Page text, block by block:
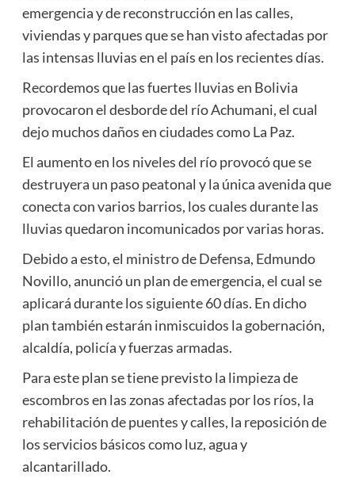
emergencia y de reconstrucción en las calles,
viviendas y parques que se han visto afectadas por
las intensas lluvias en el país en los recientes días.
Recordemos que las fuertes lluvias en Bolivia
provocaron el desborde del río Achumani, el cual
dejo muchos daños en ciudades como La Paz.
El aumento en los niveles del río provocó que se
destruyera un paso peatonal y la única avenida que
conecta con varios barrios, los cuales durante las
lluvias quedaron incomunicados por varias horas.
Debido a esto, el ministro de Defensa, Edmundo
Novillo, anunció un plan de emergencia, el cual se
aplicará durante los siguiente 60 días. En dicho
plan también estarán inmiscuidos la gobernación,
alcaldía, policía y fuerzas armadas.
Para este plan se tiene previsto la limpieza de
escombros en las zonas afectadas por los ríos, la
rehabilitación de puentes y calles, la reposición de
los servicios básicos como luz, agua y
alcantarillado.